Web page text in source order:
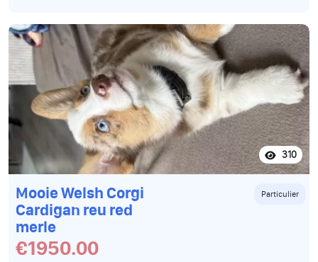
310
Mooie Welsh Corgi
Cardigan reu red
merle
Particulier
€1950.00